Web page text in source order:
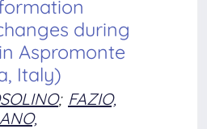
during
Aspromonte
Italy)
; FAZIO,